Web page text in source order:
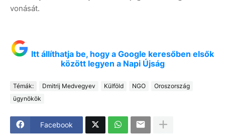
vonását.
Itt állíthatja be, hogy a Google keresőben elsők
között legyen a Napi Újság
Témák: Dmitrij Medvegyev Külföld NGO
Oroszország
ügynökök
Facebook